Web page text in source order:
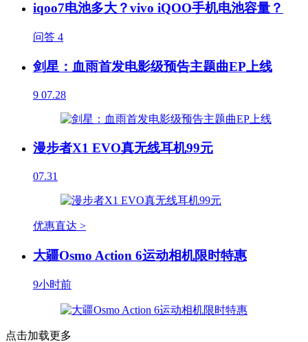
iqoo7电池多大？vivo iQOO手机电池容量？
问答 4
剑星：血雨首发电影级预告主题曲EP上线
9 07.28
漫步者X1 EVO真无线耳机99元
07.31
优惠直达 >
大疆Osmo Action 6运动相机限时特惠
9小时前
点击加载更多